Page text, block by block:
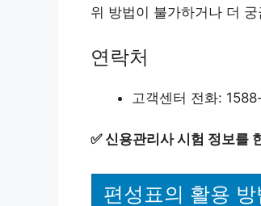
위 방법이 불가하거나 더
연락처
고객센터 전화:
✅신용관리사 시험 정보를
편성표의 활용 방